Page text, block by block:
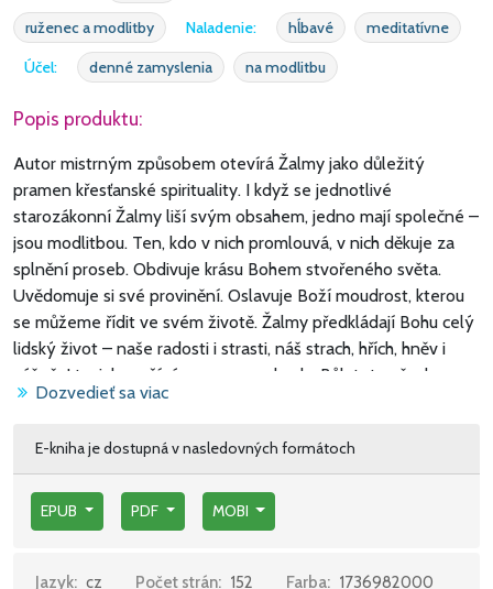
ruženec a modlitby
Naladenie: hĺbavé
meditatívne
Účel:
denné zamyslenia na modlitbu
Popis produktu:
Autor mistrným způsobem otevírá Žalmy jako důležitý
pramen křesťanské spirituality. I když se jednotlivé
starozákonní Žalmy liší svým obsahem, jedno mají společné –
jsou modlitbou. Ten, kdo v nich promlouvá, v nich děkuje za
splnění proseb. Obdivuje krásu Bohem stvořeného světa.
Uvědomuje si své provinění. Oslavuje Boží moudrost, kterou
se můžeme řídit ve svém životě. Žalmy předkládají Bohu celý
lidský život – naše radosti i strasti, náš strach, hřích, hněv i
vášeň. I to, jak prožíváme svou svobodu. Bůh toto všechno
objímá. Právě proto sehrávají Žalmy tak důležitou roli v
jen poezií se silnými obrazy a v krásném starověkém stylu.
„Jsou na prvním místě Božím slovem – slovem, kterým Bůh
odpovídá na slova toho, kdo se jím dal uchvátit. Stávají se tak
zjevením vedoucím ke spáse.“ Kdo se je modlí, začne přijímat
Dozvedieť sa viac
E-kniha je dostupná v nasledovných formátoch
EPUB PDF MOBI
Jazyk: cz Počet strán: 152 Farba: 1736982000